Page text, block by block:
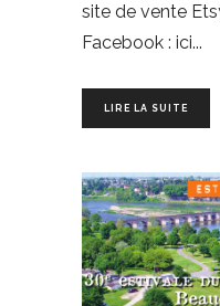
site de vente
Facebook : ici
LIRE LA SUITE